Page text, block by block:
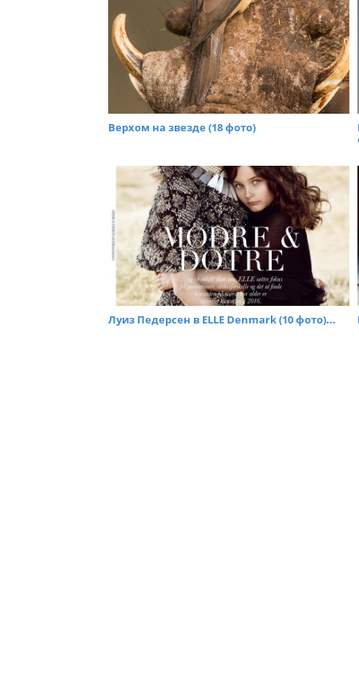
Верхом на звезде (18 фото)
Луиз Педерсен в ELLE Denmark (10 фото)...